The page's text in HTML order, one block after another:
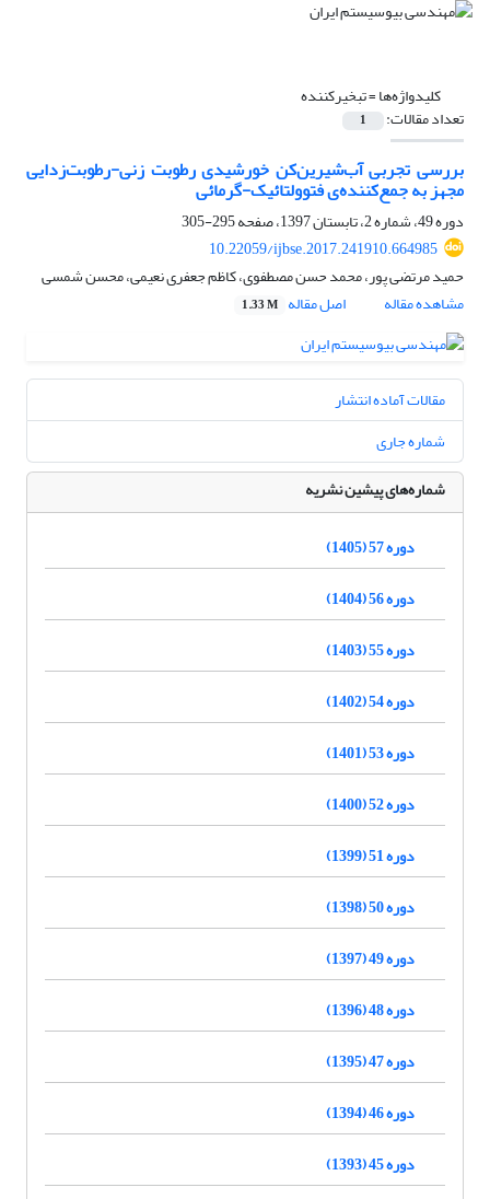
کلیدواژه‌ها =تبخیرکننده
تعداد مقالات: 1
بررسی تجربی ‌آب‌شیرین‌کن خورشیدی رطوبت زنی-رطوبت‌زدایی
مجهز به جمع‌کننده‌ی فتوولتائیک-گرمائی
دوره 49، شماره 2، تابستان 1397، صفحه
295-305
10.22059/ijbse.2017.241910.664985
حمید مرتضی پور، محمد حسن مصطفوی، کاظم جعفری نعیمی، محسن شمسی
مشاهده مقاله
اصل مقاله 1.33 M
مقالات آماده انتشار
شماره جاری
شماره‌های پیشین نشریه
دوره 57 (1405)
دوره 56 (1404)
دوره 55 (1403)
دوره 54 (1402)
دوره 53 (1401)
دوره 52 (1400)
دوره 51 (1399)
دوره 50 (1398)
دوره 49 (1397)
دوره 48 (1396)
دوره 47 (1395)
دوره 46 (1394)
دوره 45 (1393)